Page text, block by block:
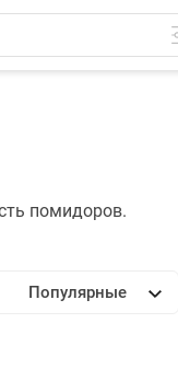
помидоров.
Популярные